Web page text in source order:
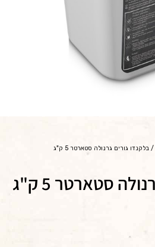
/ בלקנדו גורים גרנולה סטארטר 5 ק"ג
סטארטר 5 ק"ג